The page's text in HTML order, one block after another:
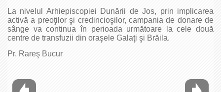
La nivelul Arhiepiscopiei Dunării de Jos, prin implicarea
activă a preoţilor şi credincioşilor, campania de donare de
sânge va continua în perioada următoare la cele două
centre de transfuzii din oraşele Galaţi şi Brăila.
Pr. Rareş Bucur